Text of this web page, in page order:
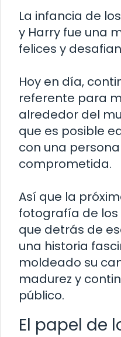
La infancia de
y Harry fue una
felices y
Hoy en día,
referente para
alrededor del
que es posible
con una
comprometida.
Así que la
fotografía de
que detrás de
una historia
moldeado su
madurez y
público.
El papel de